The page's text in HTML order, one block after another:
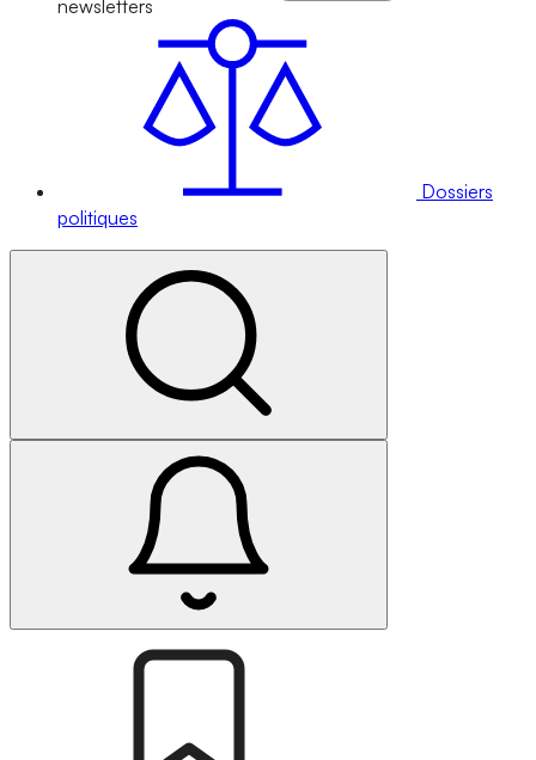
newsletters
Dossiers
politiques